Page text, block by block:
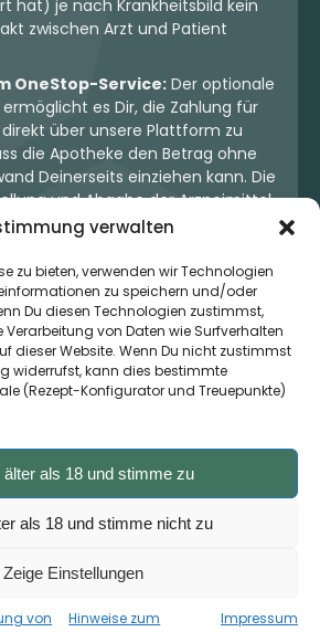
verwalten
zu bieten, verwenden wir Technologien
zu speichern und/oder
Du diesen Technologien zustimmst,
von Daten wie Surfverhalten
dieser Website. Wenn Du nicht zustimmst
widerrufst, kann dies bestimmte
(Rezept-Konfigurator und Treuepunkte)
älter als 18 und stimme zu
als 18 und stimme nicht zu
Zeige Einstellungen
von
Hinweise zum
Impressum
hat) je nach Krankheitsbild kein
zwischen Arzt und Patient
OneStop-Service: Der optionale
es Dir, die Zahlung für
über unsere Plattform zu
die Apotheke den Betrag ohne
Deinerseits einziehen kann. Die
und Abgabe der Arzneimittel
über die jeweilige
Unser OneStop-Service stellt
Angebot dar, sondern dient
Zahlungsabwicklung. Die
und hat keinerlei Einfluss auf die
oder die Wahl der
Apotheken sind rechtlich
den gesetzlichen
vorbehalten.